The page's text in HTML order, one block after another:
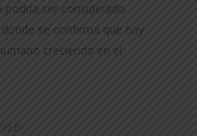
podría ser considerado
se confirma que hay
creciendo en el